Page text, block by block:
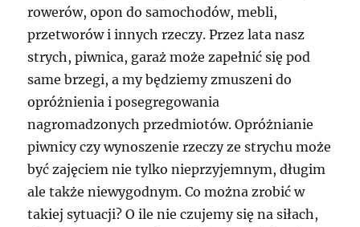
rowerów, opon do samochodów, mebli,
przetworów i innych rzeczy. Przez lata nasz
strych, piwnica, garaż może zapełnić się pod
same brzegi, a my będziemy zmuszeni do
opróżnienia i posegregowania
nagromadzonych przedmiotów. Opróżnianie
piwnicy czy wynoszenie rzeczy ze strychu może
być zajęciem nie tylko nieprzyjemnym, długim
ale także niewygodnym. Co można zrobić w
takiej sytuacji? O ile nie czujemy się na siłach,